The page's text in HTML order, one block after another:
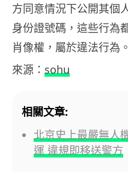
方同意情況下公開其個
身份證號碼，這些行為
肖像權，屬於違法行為。
來源： sohu
相關文章:
北京史上最嚴無人
運 違規即移送警方